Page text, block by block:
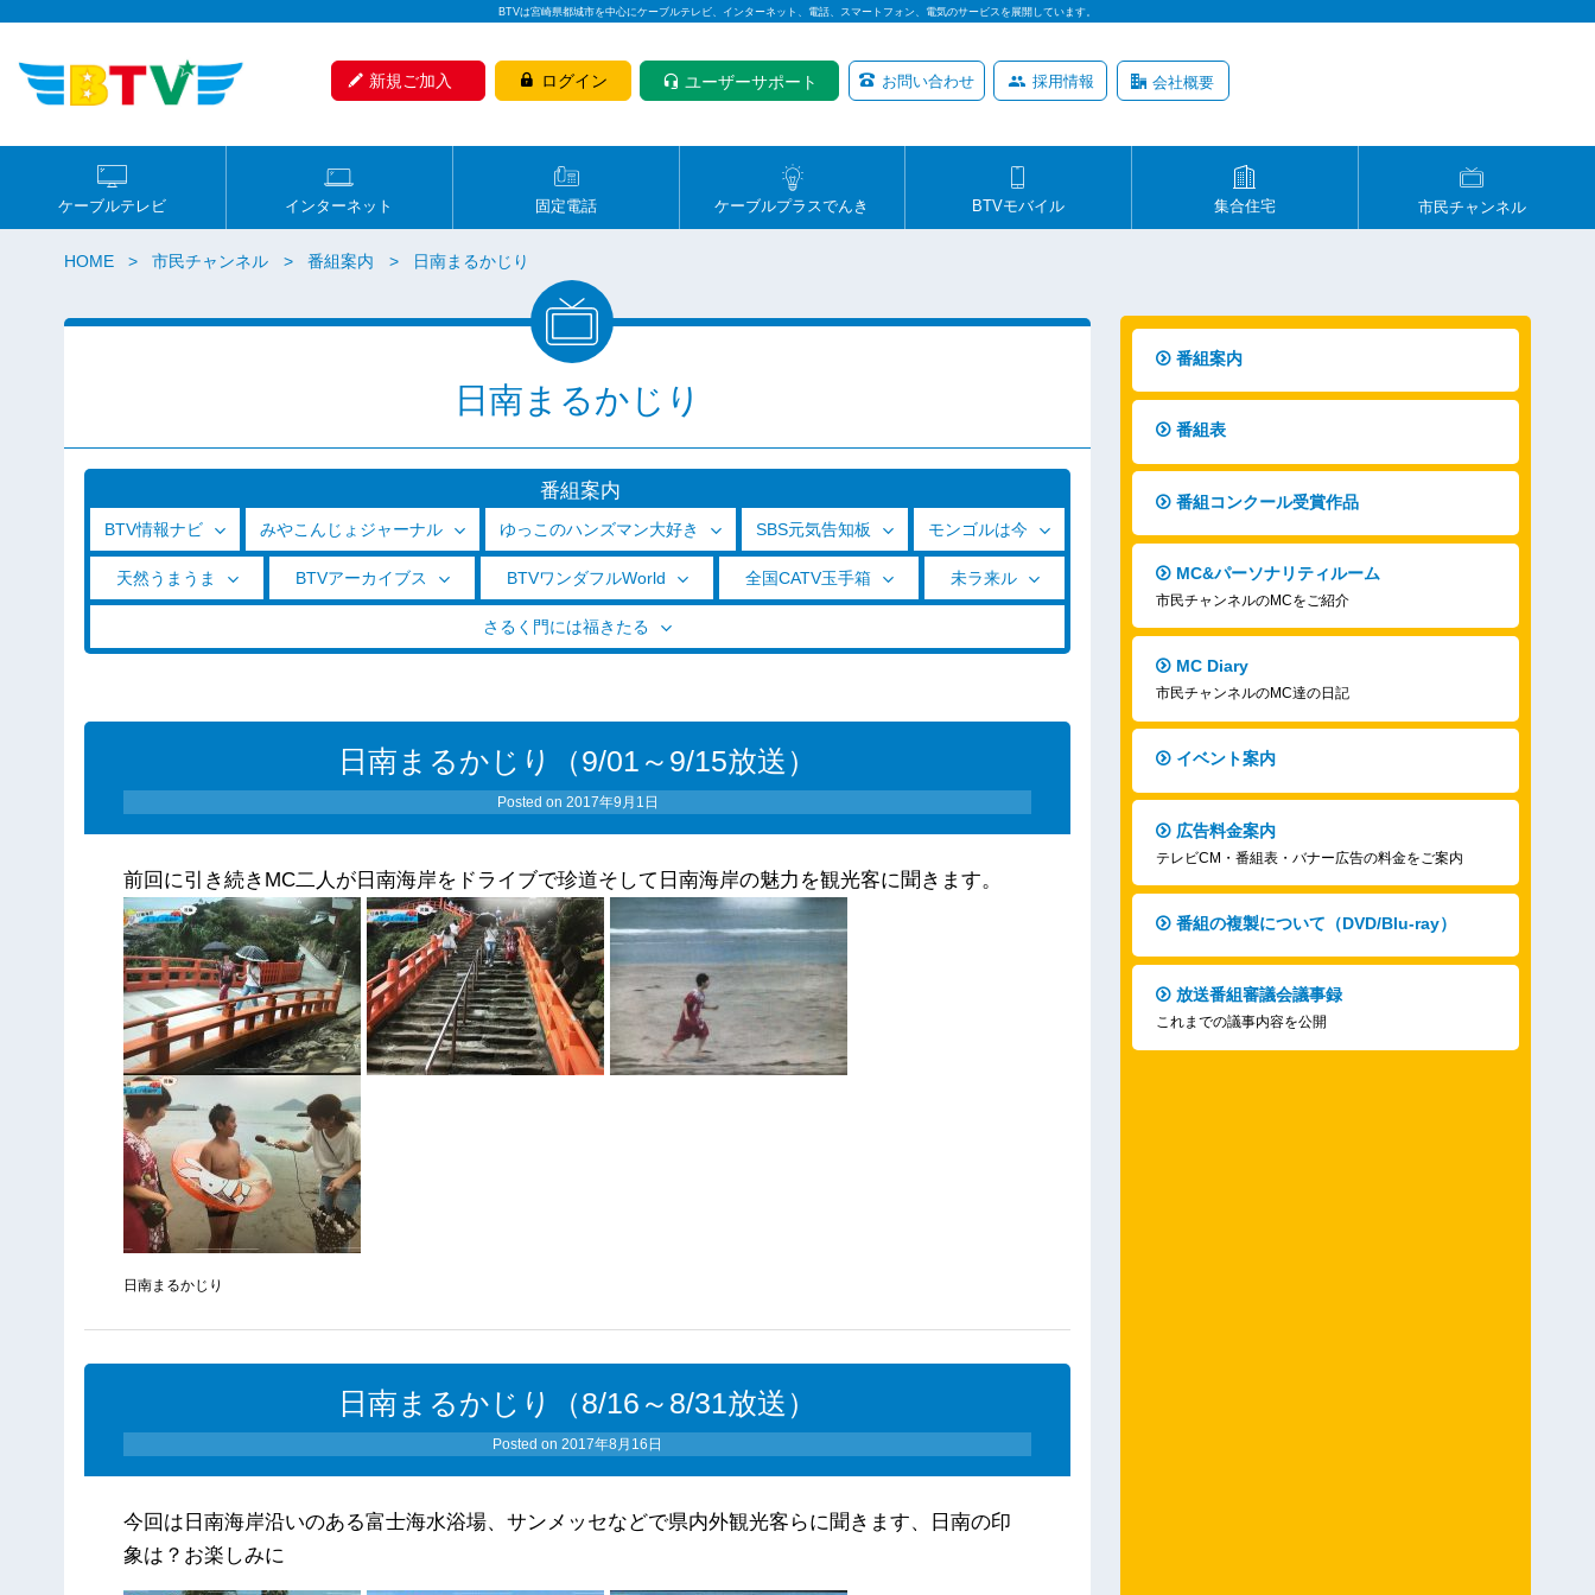
BTVは宮崎県都城市を中心にケーブルテレビ、インターネット、電話、スマートフォン、電気のサービスを展開しています。
新規ご加入 ログイン ユーザーサポート お問い合わせ 採用情報 会社概要
ケーブルテレビ インターネット 固定電話 ケーブルプラスでんき BTVモバイル 集合住宅 市民チャンネル
HOME 市民チャンネル 番組案内 日南まるかじり
日南まるかじり
番組案内
BTV情報ナビ みやこんじょジャーナル ゆっこのハンズマン大好き SBS元気告知板 モンゴルは今
天然うまうま BTVアーカイブス BTVワンダフルWorld 全国CATV玉手箱 未ラ来ル
さるく門には福きたる
日南まるかじり（9/01～9/15放送）
Posted on 2017年9月1日
前回に引き続きMC二人が日南海岸をドライブで珍道そして日南海岸の魅力を観光客に聞きます。
日南まるかじり
日南まるかじり（8/16～8/31放送）
Posted on2017年8月16日
今回は日南海岸沿いのある富士海水浴場、サンメッセなどで県内外観光客らに聞きます、日南の印
象は？お楽しみに
番組案内
番組表
番組コンクール受賞作品
MC&パーソナリティルーム
市民チャンネルのMCをご紹介
MC Diary
市民チャンネルのMC達の日記
イベント案内
広告料金案内
テレビCM・番組表・バナー広告の料金をご案内
番組の複製について（DVD/Blu-ray）
放送番組審議会議事録
これまでの議事内容を公開